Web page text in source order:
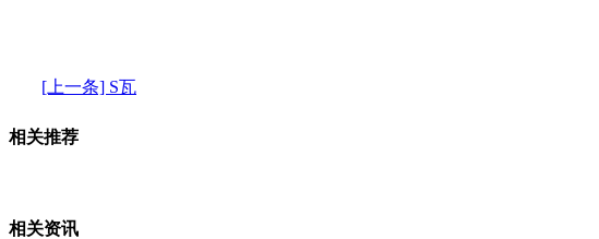
[上一条] S瓦
相关推荐
相关资讯